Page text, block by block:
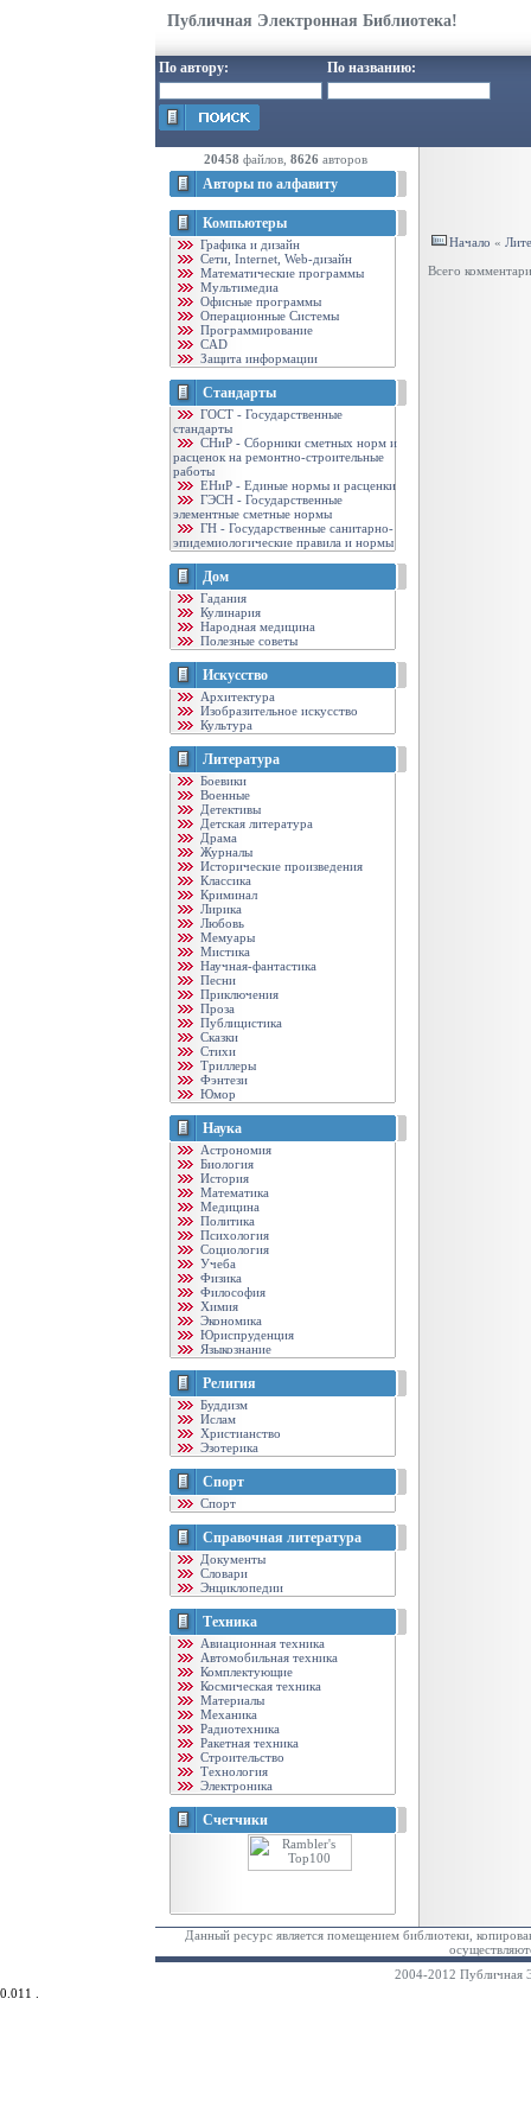
Публичная Электронная Библиотека!
По автору: По названию:
20458 файлов, 8626 авторов
Авторы по алфавиту
Компьютеры
Графика и дизайн
Cети, Internet, Web-дизайн
Математические программы
Мультимедиа
Офисные программы
Операционные Системы
Программирование
CAD
Защита информации
Стандарты
ГОСТ - Государственные
стандарты
CНиР - Сборники сметных норм и
расценок на ремонтно-строительные
работы
ЕНиР - Единые нормы и расценки
ГЭСН - Государственные
элементные сметные нормы
ГН - Государственные санитарно-
эпидемиологические правила и нормы
Дом
Гадания
Кулинария
Народная медицина
Полезные советы
Искусство
Архитектура
Изобразительное искусство
Культура
Литература
Боевики
Военные
Детективы
Детская литература
Драма
Журналы
Исторические произведения
Классика
Криминал
Лирика
Любовь
Мемуары
Мистика
Научная-фантастика
Песни
Приключения
Проза
Публицистика
Сказки
Стихи
Триллеры
Фэнтези
Юмор
Наука
Астрономия
Биология
История
Математика
Медицина
Политика
Психология
Социология
Учеба
Физика
Философия
Химия
Экономика
Юриспруденция
Языкознание
Религия
Буддизм
Ислам
Христианство
Эзотерика
Спорт
Спорт
Справочная литература
Документы
Словари
Энциклопедии
Техника
Авиационная техника
Автомобильная техника
Комплектующие
Космическая техника
Материалы
Механика
Радиотехника
Ракетная техника
Строительство
Технология
Электроника
Счетчики
Начало «
Всего
Данный ресурс является помещением библиотеки,
2004-2012 Публичная
0.011 .